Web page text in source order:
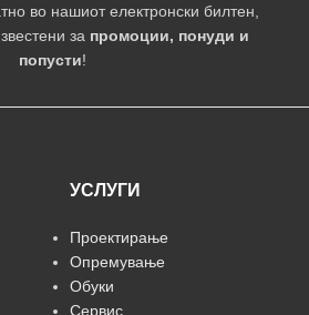
во нашиот електронски билтен,
за промоции, понуди и
попусти!
УСЛУГИ
Проектирање
Опремување
Обуки
Сервис